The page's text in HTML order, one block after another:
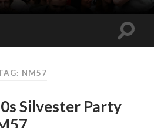
NM57
Silvester Party